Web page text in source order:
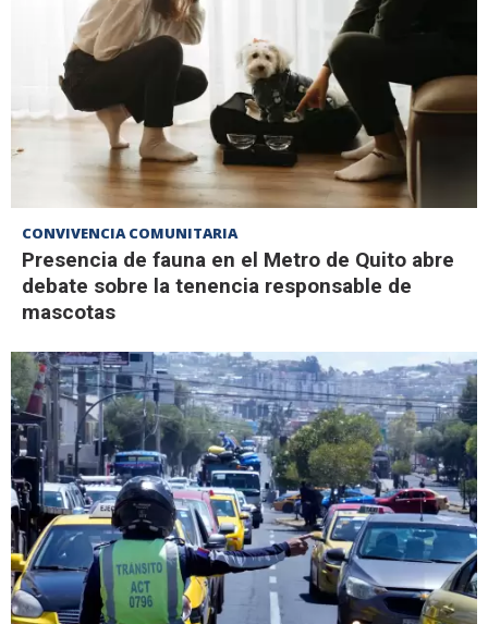
CONVIVENCIA COMUNITARIA
Presencia de fauna en el Metro de Quito abre
debate sobre la tenencia responsable de
mascotas